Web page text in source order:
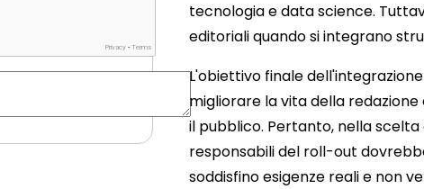
tecnologia e data science.
editoriali quando si integrano
L'obiettivo finale
migliorare la vita della
il pubblico. Pertanto, nella
responsabili del roll-out
soddisfino esigenze reali e non